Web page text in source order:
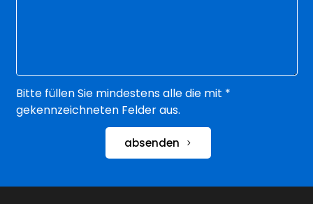
Bitte füllen Sie mindestens alle die mit *
gekennzeichneten Felder aus.
absenden